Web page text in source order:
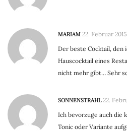
MARIAM 22. Februar
Der beste Cocktail, den
Hauscocktail eines
nicht mehr gibt… Sehr
SONNENSTRAHL 22.
Ich bevorzuge auch die
Tonic oder Variante